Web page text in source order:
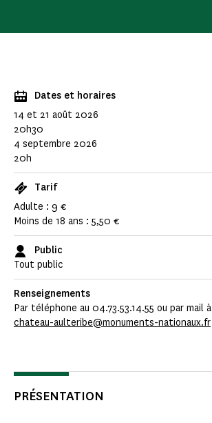
Dates et horaires
14 et 21 août 2026
20h30
4 septembre 2026
20h
Tarif
Adulte : 9 €
Moins de 18 ans : 5,50 €
Public
Tout public
Renseignements
Par téléphone au 04.73.53.14.55 ou par mail à
chateau-aulteribe@monuments-nationaux.fr
PRÉSENTATION